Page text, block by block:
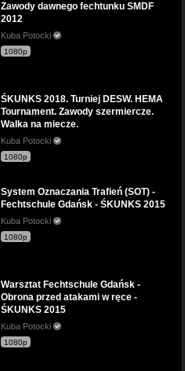
Zawody dawnego fechtunku SMDF
2012
Kuba Potocki
1080p
ŚKUNKS 2018. Turniej DESW. HEMA
Tournament. Zawody szermiercze.
Walka na miecze.
Kuba Potocki
1080p
System Oznaczania Trafień (SOT) -
Fechtschule Gdańsk - ŚKUNKS 2015
Kuba Potocki
1080p
Warsztat Fechtschule Gdańsk -
Obrona przed atakami w ręce -
ŚKUNKS 2015
Kuba Potocki
1080p